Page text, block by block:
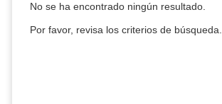
No se ha encontrado ningún resultado.
Por favor, revisa los criterios de búsqueda.